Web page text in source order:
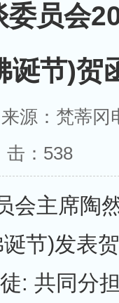
委员会
诞节)贺
源：梵蒂
击： 538
会主席陶
节)发表
: 共同分